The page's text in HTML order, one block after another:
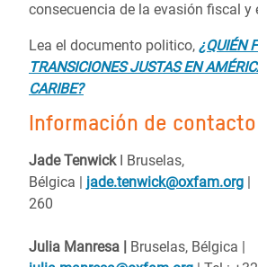
consecuencia de la evasión fiscal y
Lea el documento politico, ¿QUIÉN
TRANSICIONES JUSTAS EN
CARIBE?
Información de contacto
Jade TenwickI Bruselas,
Bélgica | jade.tenwick@oxfam.org |
260
Julia Manresa | Bruselas, Bélgica |